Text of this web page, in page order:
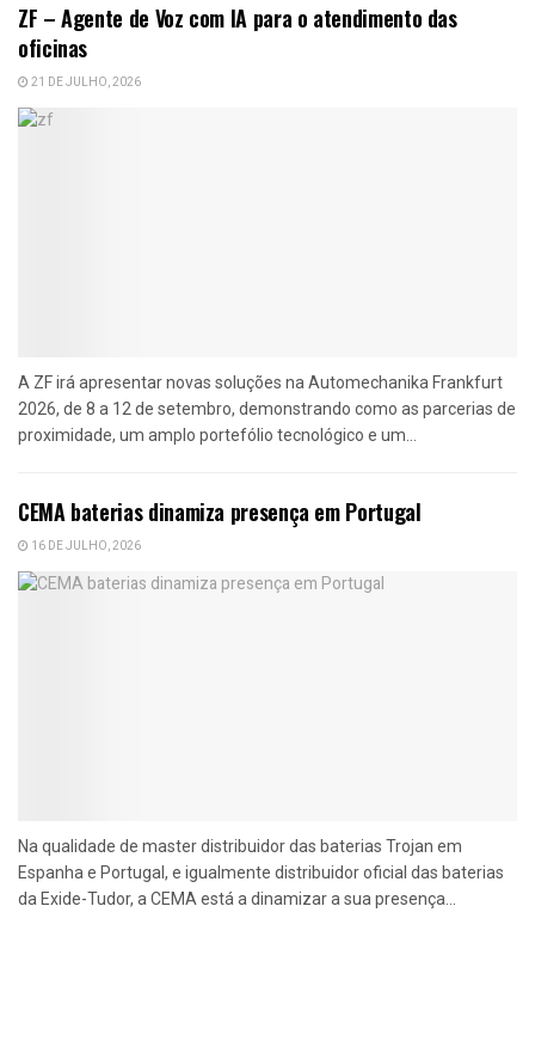
ZF – Agente de Voz com IA para o atendimento das
oficinas
21 DE JULHO, 2026
A ZF irá apresentar novas soluções na Automechanika Frankfurt
2026, de 8 a 12 de setembro, demonstrando como as parcerias de
proximidade, um amplo portefólio tecnológico e um...
CEMA baterias dinamiza presença em Portugal
16 DE JULHO, 2026
Na qualidade de master distribuidor das baterias Trojan em
Espanha e Portugal, e igualmente distribuidor oficial das baterias
da Exide-Tudor, a CEMA está a dinamizar a sua presença...